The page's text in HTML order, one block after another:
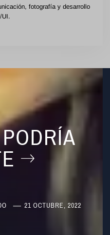
fotografía y desarrollo
UI.
21 OCTUBRE, 2022